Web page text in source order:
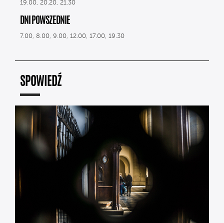
19.00, 20.20, 21.30
DNI POWSZEDNIE
7.00, 8.00, 9.00, 12.00, 17.00, 19.30
SPOWIEDŹ